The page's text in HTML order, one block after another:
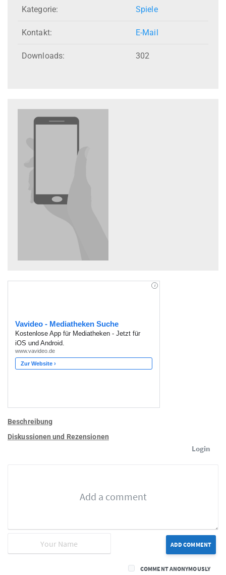
Kategorie: Spiele
Kontakt: E-Mail
Downloads: 302
Beschreibung
Diskussionen und Rezensionen
Login
ADD COMMENT
COMMENT ANONYMOUSLY